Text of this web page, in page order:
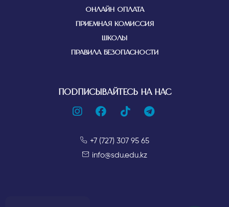
ОНЛАЙН ОПЛАТА
ПРИЕМНАЯ КОМИССИЯ
ШКОЛЫ
ПРАВИЛА БЕЗОПАСНОСТИ
ПОДПИСЫВАЙТЕСЬ НА НАС
+7 (727) 307 95 65
info@sdu.edu.kz